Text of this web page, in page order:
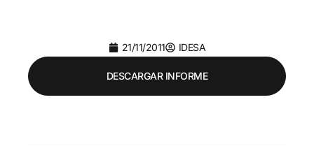
21/11/2011 IDESA
DESCARGAR INFORME